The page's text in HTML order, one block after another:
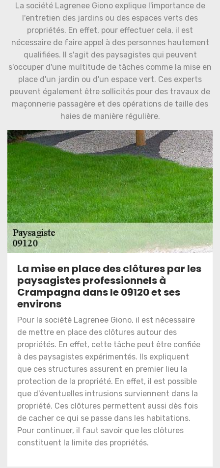
La société Lagrenee Giono explique l'importance de
l'entretien des jardins ou des espaces verts des
propriétés. En effet, pour effectuer cela, il est
nécessaire de faire appel à des personnes hautement
qualifiées. Il s'agit des paysagistes qui peuvent
s'occuper d'une multitude de tâches comme la mise en
place d'un jardin ou d'un espace vert. Ces experts
peuvent également être sollicités pour des travaux de
maçonnerie passagère et des opérations de taille des
haies de manière régulière.
La mise en place des clôtures par les
paysagistes professionnels à
Crampagna dans le 09120 et ses
environs
Pour la société Lagrenee Giono, il est nécessaire
de mettre en place des clôtures autour des
propriétés. En effet, cette tâche peut être confiée
à des paysagistes expérimentés. Ils expliquent
que ces structures assurent en premier lieu la
protection de la propriété. En effet, il est possible
que d'éventuelles intrusions surviennent dans la
propriété. Ces clôtures permettent aussi dès fois
de cacher ce qui se passe dans les habitations.
Pour continuer, il faut savoir que les clôtures
constituent la limite des propriétés.